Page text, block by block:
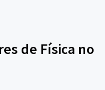
de Física no